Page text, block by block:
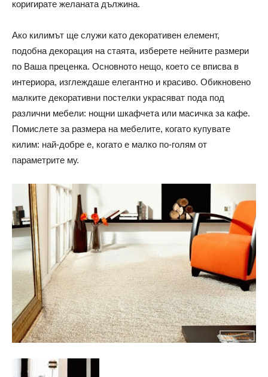
коригирате желаната дължина.
Ако килимът ще служи като декоративен елемент,
подобна декорация на стаята, изберете нейните размери
по Ваша преценка. Основното нещо, което се вписва в
интериора, изглеждаше елегантно и красиво. Обикновено
малките декоративни постелки украсяват пода под
различни мебели: нощни шкафчета или масичка за кафе.
Помислете за размера на мебелите, когато купувате
килим: най-добре е, когато е малко по-голям от
параметрите му.